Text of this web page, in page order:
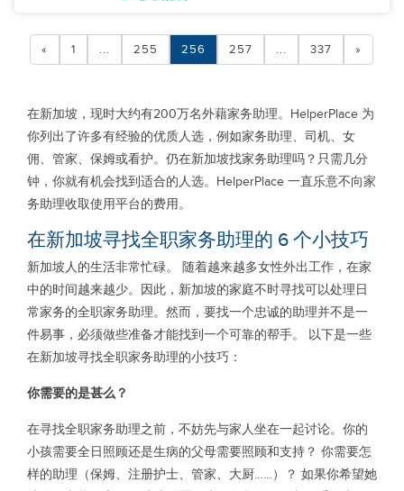
« 1 ... 255 256 257 ... 337 »
在新加坡，现时大约有200万名外藉家务助理。HelperPlace 为
你列出了许多有经验的优质人选，例如家务助理、司机、女
佣、管家、保姆或看护。仍在新加坡找家务助理吗？只需几分
钟，你就有机会找到适合的人选。HelperPlace 一直乐意不向家
务助理收取使用平台的费用。
在新加坡寻找全职家务助理的 6 个小技巧
新加坡人的生活非常忙碌。 随着越来越多女性外出工作，在家
中的时间越来越少。因此，新加坡的家庭不时寻找可以处理日
常家务的全职家务助理。然而，要找一个忠诚的助理并不是一
件易事，必须做些准备才能找到一个可靠的帮手。 以下是一些
在新加坡寻找全职家务助理的小技巧：
你需要的是甚么？
在寻找全职家务助理之前，不妨先与家人坐在一起讨论。你的
小孩需要全日照顾还是生病的父母需要照顾和支持？ 你需要怎
样的助理（保姆、注册护士、管家、大厨……）？ 如果你希望她